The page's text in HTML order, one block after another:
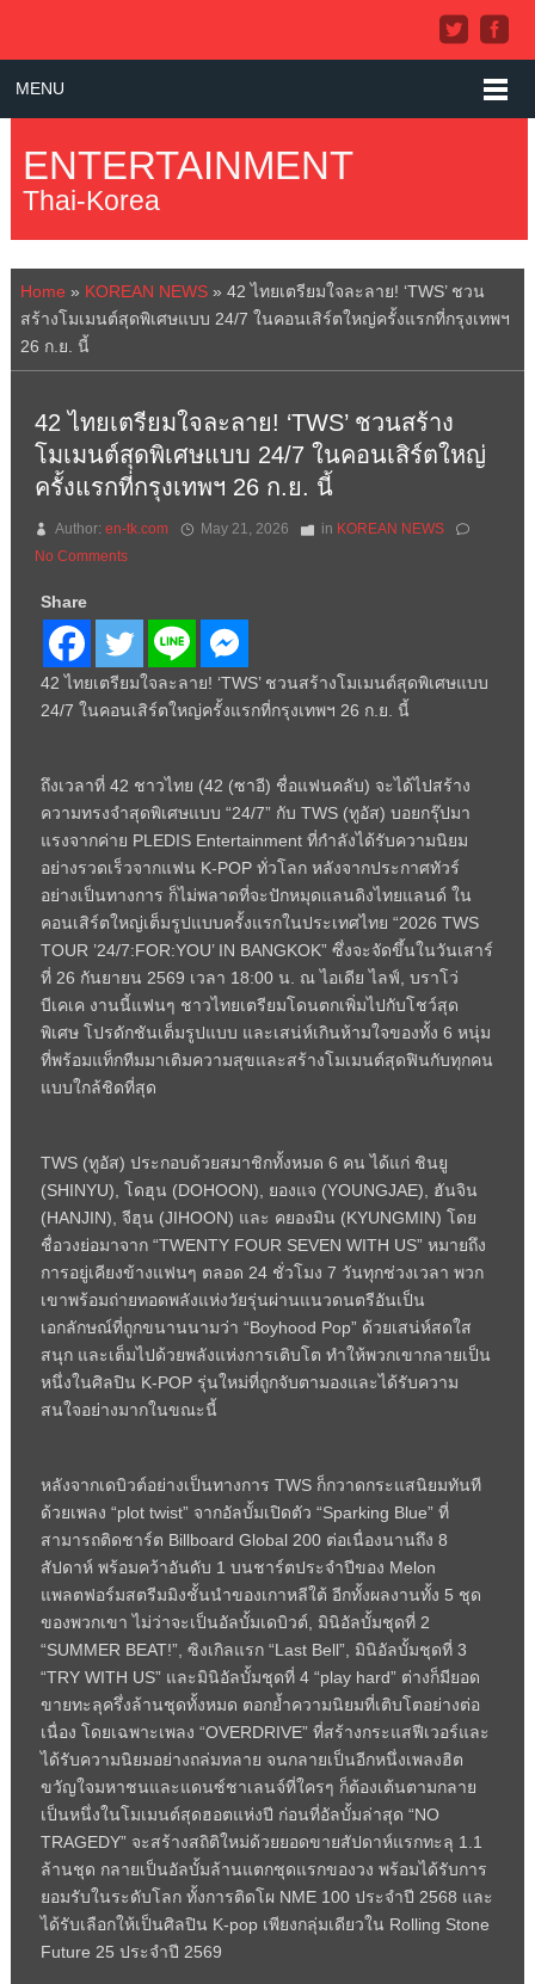
MENU
ENTERTAINMENT
Thai-Korea
Home » KOREAN NEWS» 42 ไทยเตรียมใจละลาย! ‘TWS’ ชวน
สร้างโมเมนต์สุดพิเศษแบบ 24/7 ในคอนเสิร์ตใหญ่ครั้งแรกที่กรุงเทพฯ
26 ก.ย. นี้
42 ไทยเตรียมใจละลาย! ‘TWS’ ชวนสร้าง
โมเมนต์สุดพิเศษแบบ 24/7 ในคอนเสิร์ตใหญ่
ครั้งแรกที่กรุงเทพฯ 26 ก.ย. นี้
Author: en-tk.com May 21, 2026 in KOREAN NEWS
No Comments
Share
42 ไทยเตรียมใจละลาย! ‘TWS’ ชวนสร้างโมเมนต์สุดพิเศษแบบ
24/7 ในคอนเสิร์ตใหญ่ครั้งแรกที่กรุงเทพฯ 26 ก.ย. นี้
ถึงเวลาที่ 42 ชาวไทย (42 (ซาอี) ชื่อแฟนคลับ) จะได้ไปสร้าง
ความทรงจำสุดพิเศษแบบ “24/7” กับ TWS (ทูอัส) บอยกรุ๊ปมา
แรงจากค่าย PLEDIS Entertainment ที่กำลังได้รับความนิยม
อย่างรวดเร็วจากแฟน K-POP ทั่วโลก หลังจากประกาศทัวร์
อย่างเป็นทางการ ก็ไม่พลาดที่จะปักหมุดแลนดิงไทยแลนด์ ใน
คอนเสิร์ตใหญ่เต็มรูปแบบครั้งแรกในประเทศไทย “2026 TWS
TOUR ’24/7:FOR:YOU’ IN BANGKOK” ซึ่งจะจัดขึ้นในวันเสาร์
ที่ 26 กันยายน 2569 เวลา 18:00 น. ณ ไอเดีย ไลฟ์, บราโว่
บีเคเค งานนี้แฟนๆ ชาวไทยเตรียมโดนตกเพิ่มไปกับโชว์สุด
พิเศษ โปรดักชันเต็มรูปแบบ และเสน่ห์เกินห้ามใจของทั้ง 6 หนุ่ม
ที่พร้อมแท็กทีมมาเติมความสุขและสร้างโมเมนต์สุดฟินกับทุกคน
แบบใกล้ชิดที่สุด
TWS (ทูอัส) ประกอบด้วยสมาชิกทั้งหมด 6 คน ได้แก่ ชินยู
(SHINYU), โดฮุน (DOHOON), ยองแจ (YOUNGJAE), ฮันจิน
(HANJIN), จีฮุน (JIHOON) และ คยองมิน (KYUNGMIN) โดย
ชื่อวงย่อมาจาก “TWENTY FOUR SEVEN WITH US” หมายถึง
การอยู่เคียงข้างแฟนๆ ตลอด 24 ชั่วโมง 7 วันทุกช่วงเวลา พวก
เขาพร้อมถ่ายทอดพลังแห่งวัยรุ่นผ่านแนวดนตรีอันเป็น
เอกลักษณ์ที่ถูกขนานนามว่า “Boyhood Pop” ด้วยเสน่ห์สดใส
สนุก และเต็มไปด้วยพลังแห่งการเติบโต ทำให้พวกเขากลายเป็น
หนึ่งในศิลปิน K-POP รุ่นใหม่ที่ถูกจับตามองและได้รับความ
สนใจอย่างมากในขณะนี้
หลังจากเดบิวต์อย่างเป็นทางการ TWS ก็กวาดกระแสนิยมทันที
ด้วยเพลง “plot twist” จากอัลบั้มเปิดตัว “Sparking Blue” ที่
สามารถติดชาร์ต Billboard Global 200 ต่อเนื่องนานถึง 8
สัปดาห์ พร้อมคว้าอันดับ 1 บนชาร์ตประจำปีของ Melon
แพลตฟอร์มสตรีมมิงชั้นนำของเกาหลีใต้ อีกทั้งผลงานทั้ง 5 ชุด
ของพวกเขา ไม่ว่าจะเป็นอัลบั้มเดบิวต์, มินิอัลบั้มชุดที่ 2
“SUMMER BEAT!”, ซิงเกิลแรก “Last Bell”, มินิอัลบั้มชุดที่ 3
“TRY WITH US” และมินิอัลบั้มชุดที่ 4 “play hard” ต่างก็มียอด
ขายทะลุครึ่งล้านชุดทั้งหมด ตอกย้ำความนิยมที่เติบโตอย่างต่อ
เนื่อง โดยเฉพาะเพลง “OVERDRIVE” ที่สร้างกระแสฟีเวอร์และ
ได้รับความนิยมอย่างถล่มทลาย จนกลายเป็นอีกหนึ่งเพลงฮิต
ขวัญใจมหาชนและแดนซ์ชาเลนจ์ที่ใครๆ ก็ต้องเต้นตามกลาย
เป็นหนึ่งในโมเมนต์สุดฮอตแห่งปี ก่อนที่อัลบั้มล่าสุด “NO
TRAGEDY” จะสร้างสถิติใหม่ด้วยยอดขายสัปดาห์แรกทะลุ 1.1
ล้านชุด กลายเป็นอัลบั้มล้านแตกชุดแรกของวง พร้อมได้รับการ
ยอมรับในระดับโลก ทั้งการติดโผ NME 100 ประจำปี 2568 และ
ได้รับเลือกให้เป็นศิลปิน K-pop เพียงกลุ่มเดียวใน Rolling Stone
Future 25 ประจำปี 2569